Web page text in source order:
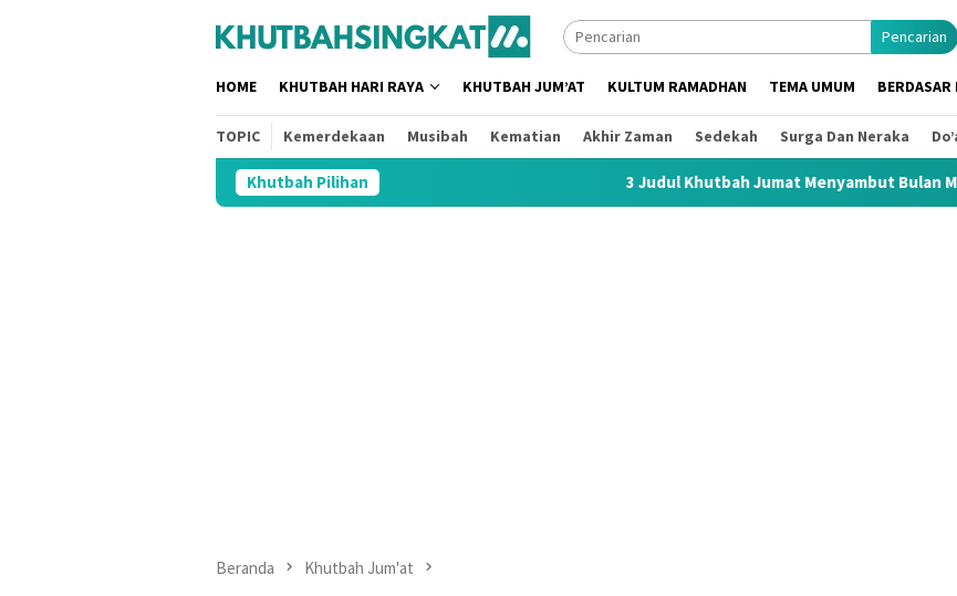
Pencarian
HOME KHUTBAH HARI RAYA KHUTBAH JUM’AT KULTUM RAMADHAN TEMA UMUM BERDASAR
TOPIC Kemerdekaan Musibah Kematian Akhir Zaman Sedekah Surga Dan Neraka
Khutbah Pilihan 3 Judul Khutbah Jumat Menyambut Bulan Muharram 1448 H /
Beranda Khutbah Jum'at